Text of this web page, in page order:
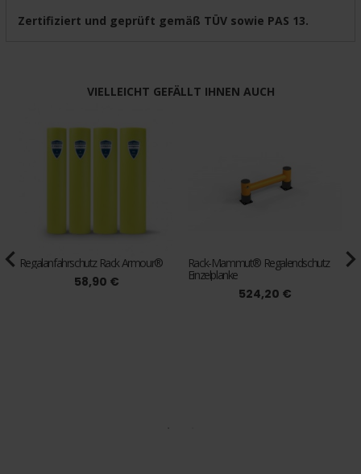
Zertifiziert und geprüft gemäß TÜV sowie PAS 13.
VIELLEICHT GEFÄLLT IHNEN AUCH
Regalanfahrschutz Rack Armour®
58,90 €
Rack-Mammut® Regalendschutz
Einzelplanke
524,20 €